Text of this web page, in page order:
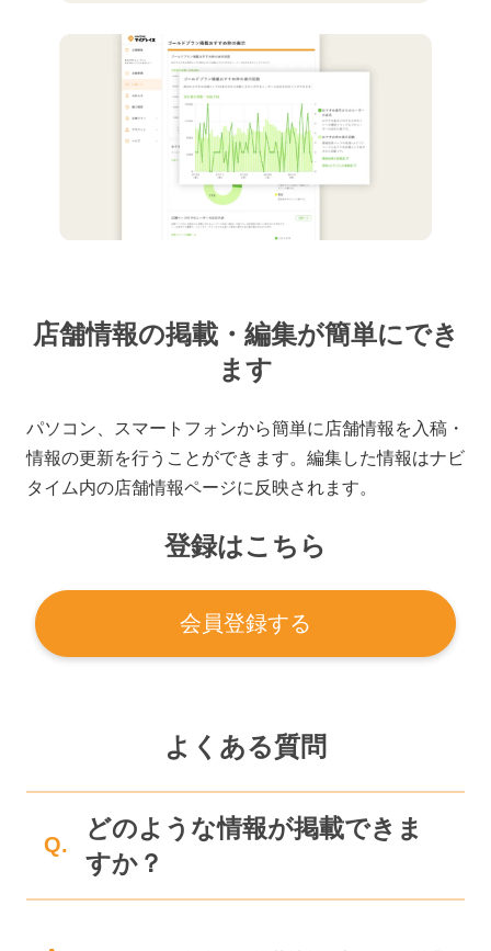
店舗情報の掲載・編集が簡単にでき
ます
パソコン、スマートフォンから簡単に店舗情報を入稿・
情報の更新を行うことができます。編集した情報はナビ
タイム内の店舗情報ページに反映されます。
登録はこちら
会員登録する
よくある質問
Q.
どのような情報が掲載できま
すか？